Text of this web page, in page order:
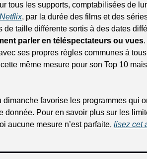
tous les supports, comptabilisées de
, par la durée des films et des
de taille différente sortis à des dates
parler en téléspectateurs ou vues
ses propres règles communes à
même mesure pour son Top 10
dimanche favorise les programmes qui
donnée. Pour en savoir plus sur les
aucune mesure n’est parfaite, lisez cet